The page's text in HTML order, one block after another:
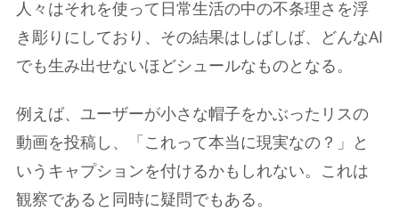
人々はそれを使って日常生活の中の不条理さを浮
き彫りにしており、その結果はしばしば、どんなAI
でも生み出せないほどシュールなものとなる。
例えば、ユーザーが小さな帽子をかぶったリスの
動画を投稿し、「これって本当に現実なの？」と
いうキャプションを付けるかもしれない。これは
観察であると同時に疑問でもある。